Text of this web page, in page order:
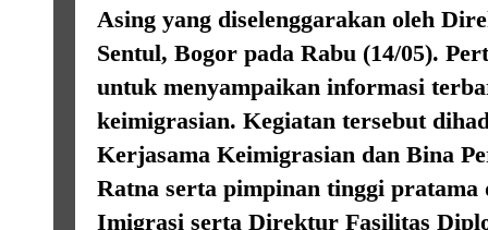
Asing yang diselenggarakan oleh
Sentul, Bogor pada Rabu (14/05).
untuk menyampaikan informasi
keimigrasian. Kegiatan tersebut
Kerjasama Keimigrasian dan Bina
Ratna serta pimpinan tinggi
Imigrasi serta Direktur Fasilitas